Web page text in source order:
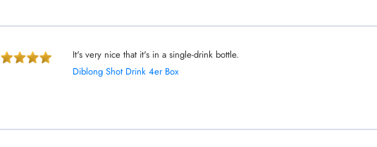
It's very nice that it's in a single-drink bottle.
Diblong Shot Drink 4er Box